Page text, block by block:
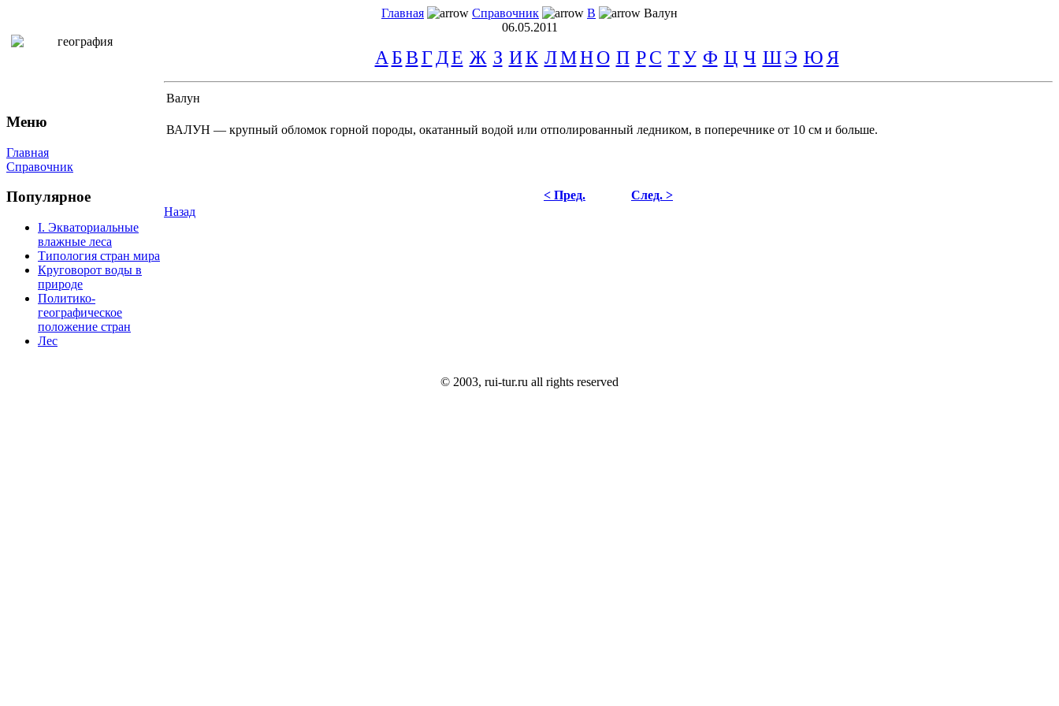
Главная Справочник В
Валун
06.05.2011
Меню
Главная
Справочник
Популярное
I. Экваториальные
влажные леса
Типология стран мира
Круговорот воды в
природе
Политико-
географическое
положение стран
Лес
А БВГ ДЕ Ж З ИК ЛМН О П Р С ТУ Ф Ц Ч Ш Э Ю Я
Валун
ВАЛУН — крупный обломок горной породы, окатанный водой или отполированный ледником, в поперечнике от 10 см и больше.
< Пред.
След. >
Назад
© 2003, rui-tur.ru all rights reserved